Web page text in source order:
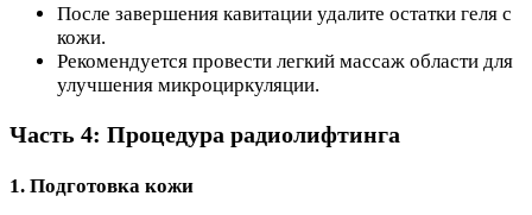
После завершения кавитации удалите остатки геля с
кожи.
Рекомендуется провести легкий массаж области для
улучшения микроциркуляции.
Часть 4: Процедура радиолифтинга
1. Подготовка кожи